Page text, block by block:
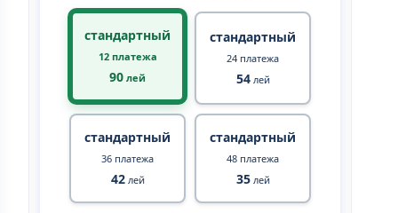
стандартный
12 платежа
90 лей
стандартный
24 платежа
54лей
стандартный
36 платежа
42лей
стандартный
48 платежа
35лей